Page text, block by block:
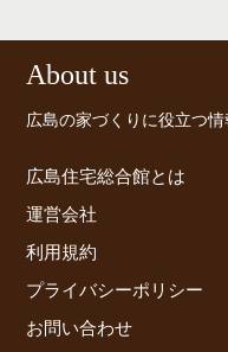
About us
広島の家づくりに役立つ情
広島住宅総合館とは
運営会社
利用規約
プライバシーポリシー
お問い合わせ